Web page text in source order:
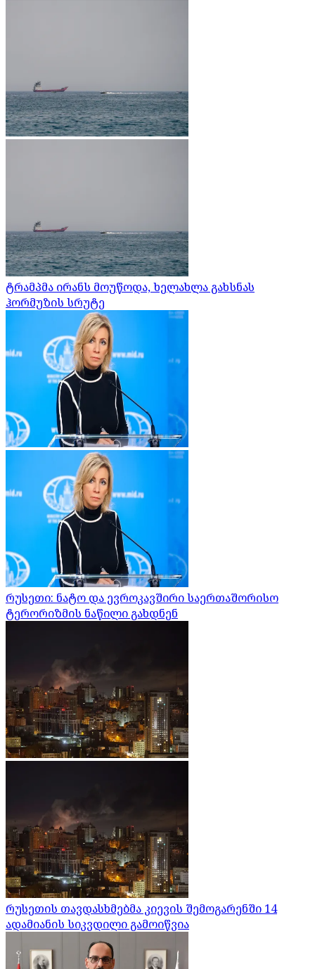
ტრამპმა ირანს მოუწოდა, ხელახლა გახსნას
ჰორმუზის სრუტე
რუსეთი: ნატო და ევროკავშირი საერთაშორისო
ტერორიზმის ნაწილი გახდნენ
რუსეთის თავდასხმებმა კიევის შემოგარენში 14
ადამიანის სიკვდილი გამოიწვია